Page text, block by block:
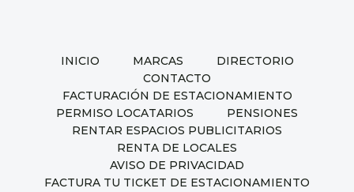
INICIO MARCAS
DIRECTORIO
CONTACTO
FACTURACIÓN DE ESTACIONAMIENTO
PERMISO LOCATARIOS
PENSIONES
RENTAR ESPACIOS PUBLICITARIOS
RENTA DE LOCALES
AVISO DE PRIVACIDAD
FACTURA TU TICKET DE ESTACIONAMIENTO